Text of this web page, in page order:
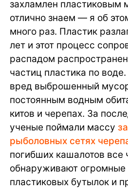
захламлен
отлично знаем — я об
много раз. Пластик
лет и этот процесс
распадом
частиц пластика по
вред выброшенный
постоянным водным
китов и черепах. За
ученые поймали массу
рыболовных сетях
погибших кашалотов все
обнаруживают огромные
пластиковых бутылок и